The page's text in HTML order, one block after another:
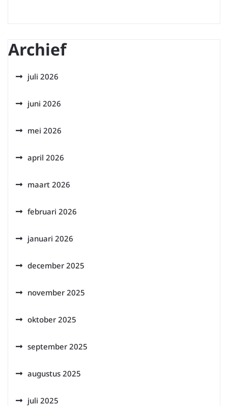
Archief
juli 2026
juni 2026
mei 2026
april 2026
maart 2026
februari 2026
januari 2026
december 2025
november 2025
oktober 2025
september 2025
augustus 2025
juli 2025